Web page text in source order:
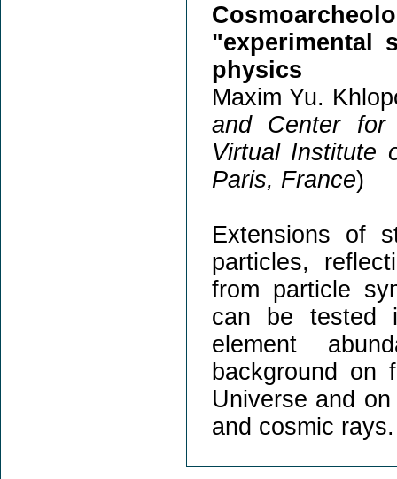
"experimental
physics
Maxim Yu.
and Center for
Virtual Institute
Paris, France)
Extensions of
particles,
from particle
can be tested
element
background on
Universe and
and cosmic rays.